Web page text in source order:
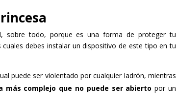
sobre todo, porque es una forma de proteger tu
debes instalar un dispositivo de este tipo en tu
puede ser violentado por cualquier ladrón, mientras
más complejo que no puede ser abierto por un